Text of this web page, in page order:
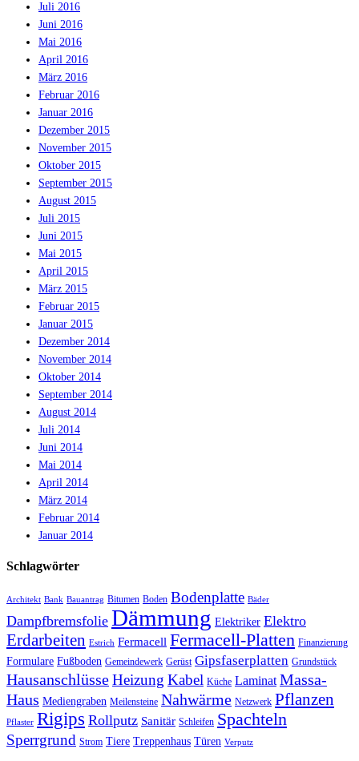
Juli 2016
Juni 2016
Mai 2016
April 2016
März 2016
Februar 2016
Januar 2016
Dezember 2015
November 2015
Oktober 2015
September 2015
August 2015
Juli 2015
Juni 2015
Mai 2015
April 2015
März 2015
Februar 2015
Januar 2015
Dezember 2014
November 2014
Oktober 2014
September 2014
August 2014
Juli 2014
Juni 2014
Mai 2014
April 2014
März 2014
Februar 2014
Januar 2014
Schlagwörter
Architekt Bank Bauantrag Bitumen Boden Bodenplatte Bäder
Dampfbremsfolie Dämmung Elektriker Elektro
Erdarbeiten Estrich Fermacell Fermacell-Platten Finanzierung
Formulare Fußboden Gemeindewerk Gerüst Gipsfaserplatten Grundstück
HausanschlüsseHeizung Kabel Küche Laminat Massa-
Haus Mediengraben Meilensteine Nahwärme Netzwerk Pflanzen
Pflaster Rigips Rollputz Sanitär Schleifen Spachteln
Sperrgrund Strom Tiere Treppenhaus Türen Verputz